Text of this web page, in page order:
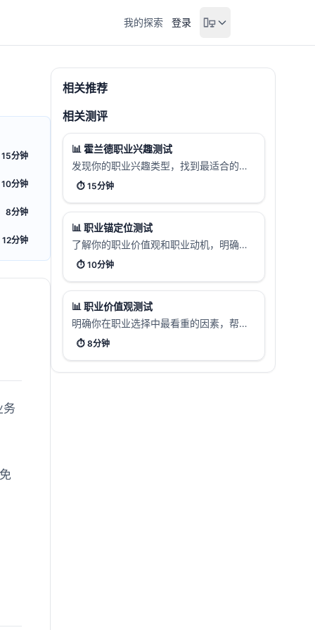
我的探索 登录
15分钟
10分钟
8分钟
12分钟
务
相关推荐
相关测评
📊 霍兰德职业兴趣测试
发现你的职业兴趣类型，找到最适合的职
业方向。通过60道题目，帮助你了解自己
的职业倾向。
⏱️ 15分钟
📊 职业锚定位测试
了解你的职业价值观和职业动机，明确你
在职业发展中最看重的核心要素。
⏱️ 10分钟
📊 职业价值观测试
明确你在职业选择中最看重的因素，帮助
你做出更符合自己价值观的职业决策。
⏱️ 8分钟